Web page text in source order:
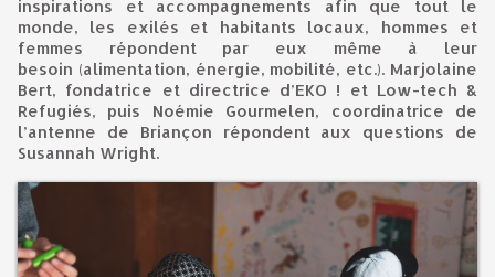
inspirations et accompagnements afin que tout le
monde, les exilés et habitants locaux, hommes et
femmes répondent par eux même à leur
besoin (alimentation, énergie, mobilité, etc.). Marjolaine
Bert, fondatrice et directrice d’EKO ! et Low-tech &
Refugiés, puis Noémie Gourmelen, coordinatrice de
l’antenne de Briançon répondent aux questions de
Susannah Wright.